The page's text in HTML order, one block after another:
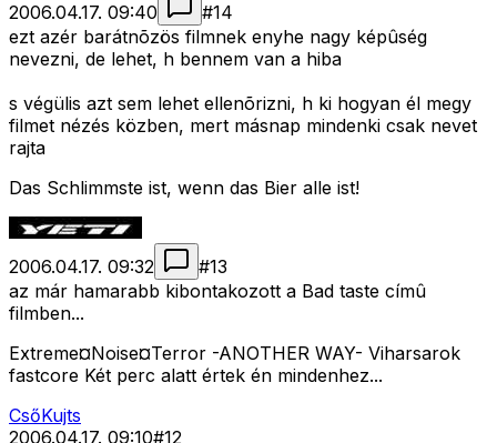
2006.04.17. 09:40 #14
ezt azér barátnõzös filmnek enyhe nagy képûség
nevezni, de lehet, h bennem van a hiba
s végülis azt sem lehet ellenõrizni, h ki hogyan él megy
filmet nézés közben, mert másnap mindenki csak nevet
rajta
Das Schlimmste ist, wenn das Bier alle ist!
2006.04.17. 09:32 #13
az már hamarabb kibontakozott a Bad taste címû
filmben...
Extreme¤Noise¤Terror -ANOTHER WAY- Viharsarok
fastcore Két perc alatt értek én mindenhez...
CsőKujts
2006.04.17. 09:10#12